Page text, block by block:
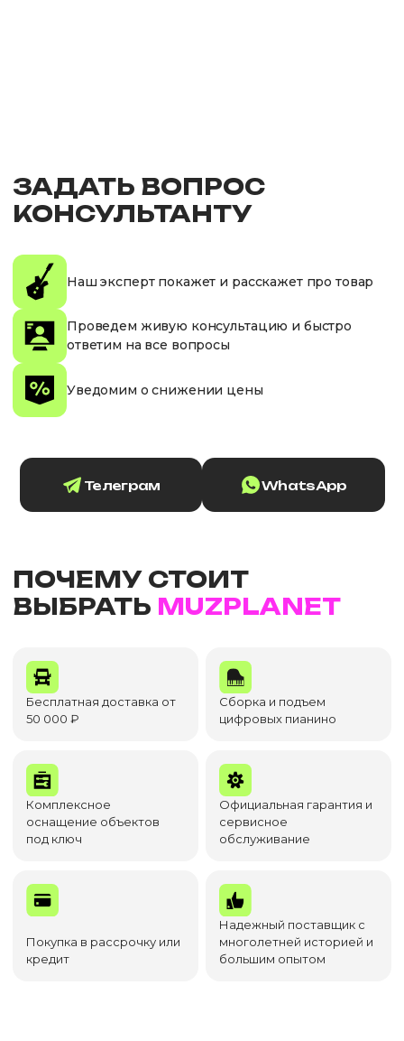
ЗАДАТЬ ВОПРОС
КОНСУЛЬТАНТУ
Наш эксперт покажет и расскажет про товар
Проведем живую консультацию и быстро
ответим на все вопросы
Уведомим о снижении цены
Телеграм WhatsApp
ПОЧЕМУ СТОИТ
ВЫБРАТЬ MUZPLANET
Бесплатная доставка от
50 000 ₽
Сборка и подъем
цифровых пианино
Комплексное
оснащение объектов
под ключ
Официальная гарантия и
сервисное
обслуживание
Покупка в рассрочку или
кредит
Надежный поставщик с
многолетней историей и
большим опытом